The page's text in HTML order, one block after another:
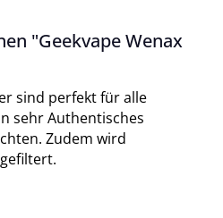
"Geekvape Wenax
sind perfekt für alle
sehr Authentisches
Zudem wird